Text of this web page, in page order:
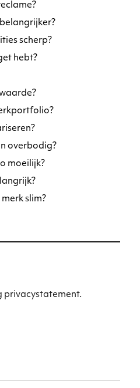
scherp?
hebt?
overbodig?
moeilijk?
slim?
privacystatement.